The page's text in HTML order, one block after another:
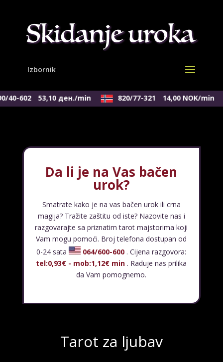
40-602 53,10 ден./min 820/77-321 14,00 NOK/min
Da li je na Vas bačen
urok?
Smatrate kako je na vas bačen urok ili crna
magija? Tražite zaštitu od iste? Nazovite nas i
razgovarajte sa priznatim tarot majstorima koji
Vam mogu pomoći. Broj telefona dostupan od
0-24 sata
064/600-600 . Cijena razgovora:
tel:0,93€ - mob:1,12€ min . Raduje nas prilika
da Vam pomognemo.
Tarot za ljubav